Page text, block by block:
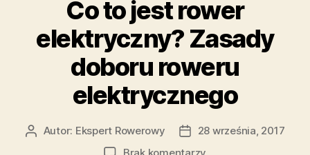
Co to jest rower
elektryczny? Zasady
doboru roweru
elektrycznego
AutorAutor: Ekspert Rowerowy
Data28 września, 2017
Brak komentarzy